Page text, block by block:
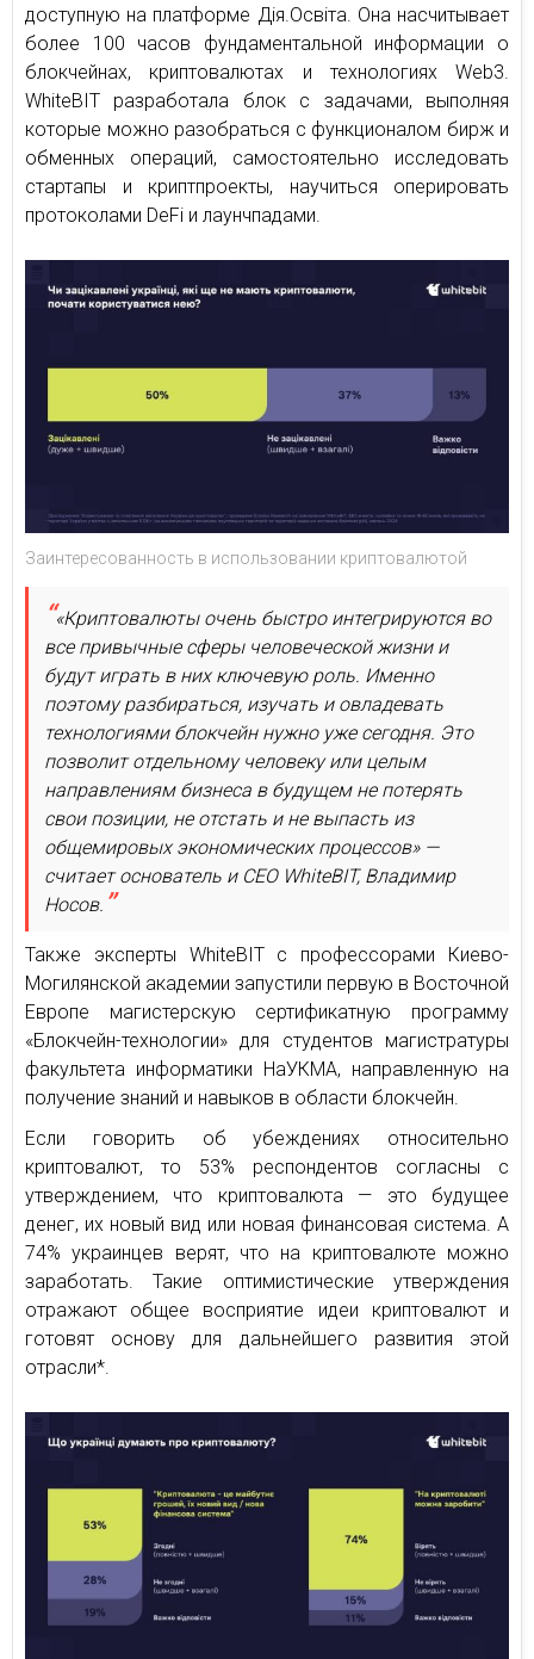
доступную на платформе Дія.Освіта. Она насчитывает
более 100 часов фундаментальной информации о
блокчейнах, криптовалютах и технологиях Web3.
WhiteBIT разработала блок с задачами, выполняя
которые можно разобраться с функционалом бирж и
обменных операций, самостоятельно исследовать
стартапы и криптпроекты, научиться оперировать
протоколами DeFi и лаунчпадами.
Заинтересованность в использовании криптовалютой
«Криптовалюты очень быстро интегрируются во
все привычные сферы человеческой жизни и
будут играть в них ключевую роль. Именно
поэтому разбираться, изучать и овладевать
технологиями блокчейн нужно уже сегодня. Это
позволит отдельному человеку или целым
направлениям бизнеса в будущем не потерять
свои позиции, не отстать и не выпасть из
общемировых экономических процессов» —
считает основатель и СЕО WhiteBIT, Владимир
Носов.
Также эксперты WhiteBIT с профессорами Киево-
Могилянской академии запустили первую в Восточной
Европе магистерскую сертификатную программу
«Блокчейн-технологии» для студентов магистратуры
факультета информатики НаУКМА, направленную на
получение знаний и навыков в области блокчейн.
Если говорить об убеждениях относительно
криптовалют, то 53% респондентов согласны с
утверждением, что криптовалюта — это будущее
денег, их новый вид или новая финансовая система. А
74% украинцев верят, что на криптовалюте можно
заработать. Такие оптимистические утверждения
отражают общее восприятие идеи криптовалют и
готовят основу для дальнейшего развития этой
отрасли*.